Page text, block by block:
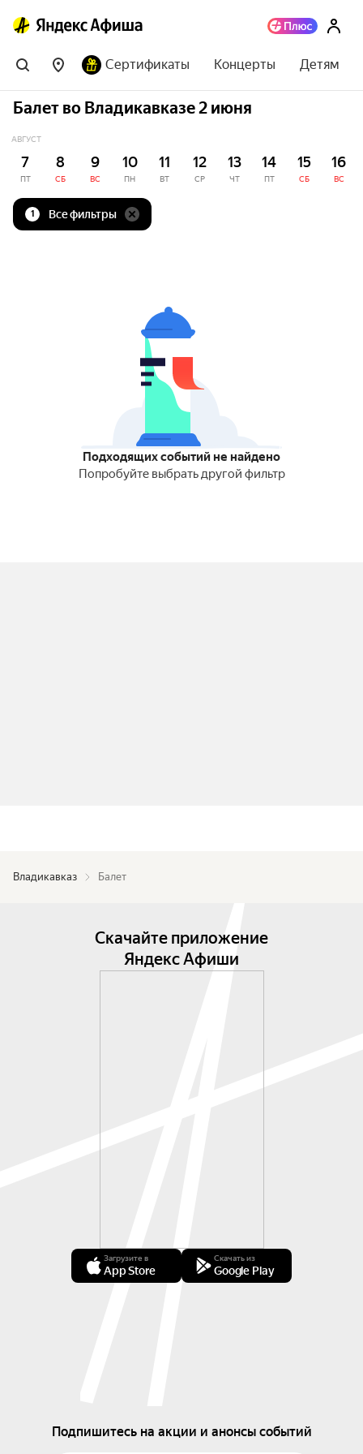
Сертификаты Концерты Детям
Балет во Владикавказе 2 июня
АВГУСТ
7
ПТ
8
СБ
9
ВС
10
ПН
11
ВТ
12
СР
13
ЧТ
14
ПТ
15
СБ
16
ВС
1 Все фильтры
Подходящих событий не найдено
Попробуйте выбрать другой фильтр
Владикавказ Балет
Скачайте приложение
Яндекс Афиши
Загрузите в
App Store
Скачать из
Google Play
Подпишитесь на акции и анонсы событий